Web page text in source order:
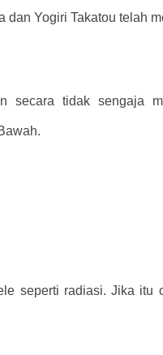
Yogiri Takatou telah
tidak sengaja
seperti radiasi. Jika itu